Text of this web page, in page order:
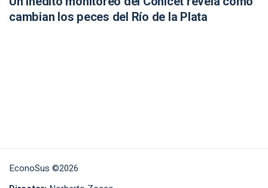
cambian los peces del Río de la Plata
EconoSus ©2026